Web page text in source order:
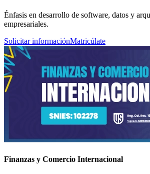
Énfasis en desarrollo de software, datos y
empresariales.
Solicitar informaciónMatricúlate
Finanzas y Comercio Internacional